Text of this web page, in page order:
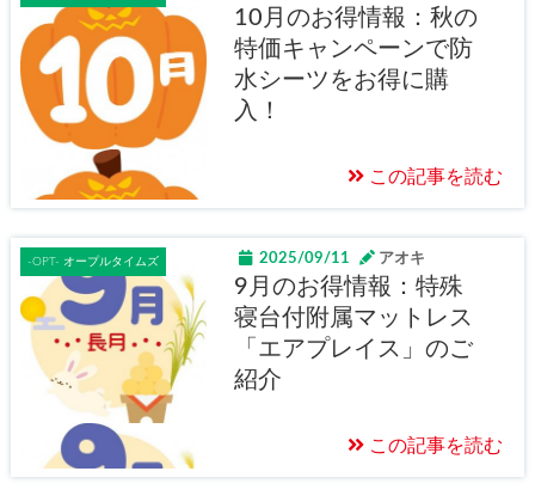
10月のお得情報：秋の
特価キャンペーンで防
水シーツをお得に購
入！
この記事を読む
-OPT- オープルタイムズ 2025/09/11 アオキ
9月のお得情報：特殊
寝台付附属マットレス
「エアプレイス」のご
紹介
この記事を読む